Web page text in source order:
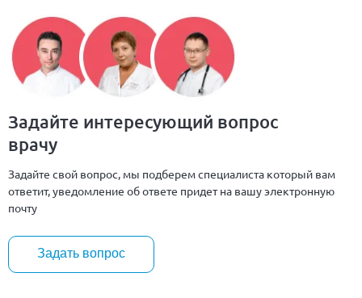
Задайте интересующий вопрос
врачу
Задайте свой вопрос, мы подберем специалиста который вам
ответит, уведомление об ответе придет на вашу электронную
почту
Задать вопрос